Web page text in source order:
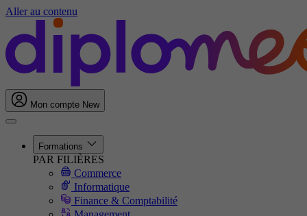
Aller au contenu
Mon compte New
Formations
PAR FILIÈRES
Commerce
Informatique
Finance & Comptabilité